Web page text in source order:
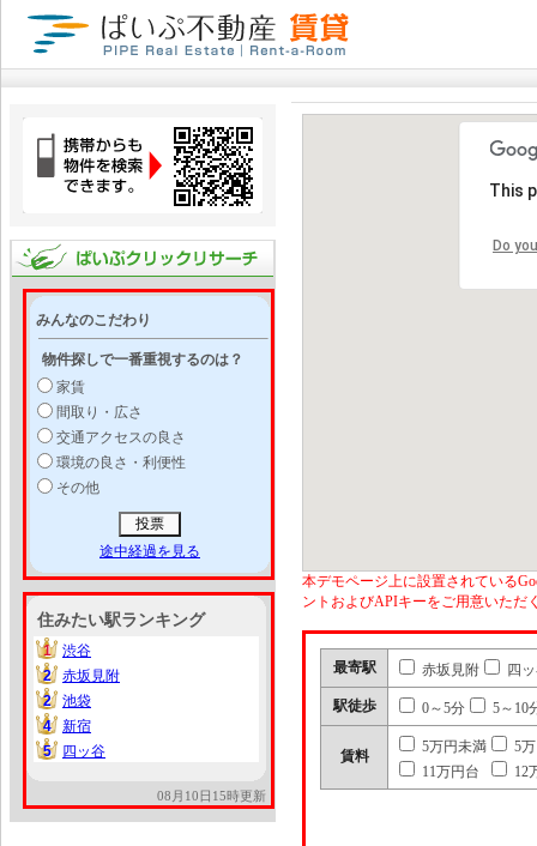
みんなのこだわり
物件探しで一番重視するのは？
家賃
間取り・広さ
交通アクセスの良さ
環境の良さ・利便性
その他
途中経過を見る
住みたい駅ランキング
1
1
渋谷
2
2
赤坂見附
2
2
池袋
4
4
新宿
5
5 四ッ谷
08月10日15時更新
This
Do
本デモページ上に設置されている
ントおよびAPIキーをご用意いただ
最寄駅 赤坂見附 四
駅徒歩 0～5分 5～10
賃料
5万円未満
5
11万円台
12